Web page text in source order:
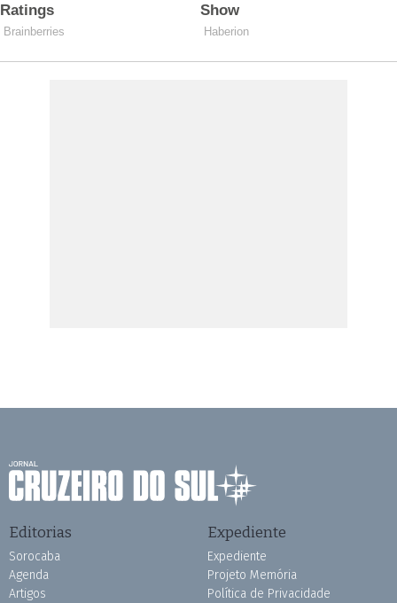
Editorias
Sorocaba
Agenda
Artigos
Expediente
Expediente
Projeto Memória
Política de Privacidade